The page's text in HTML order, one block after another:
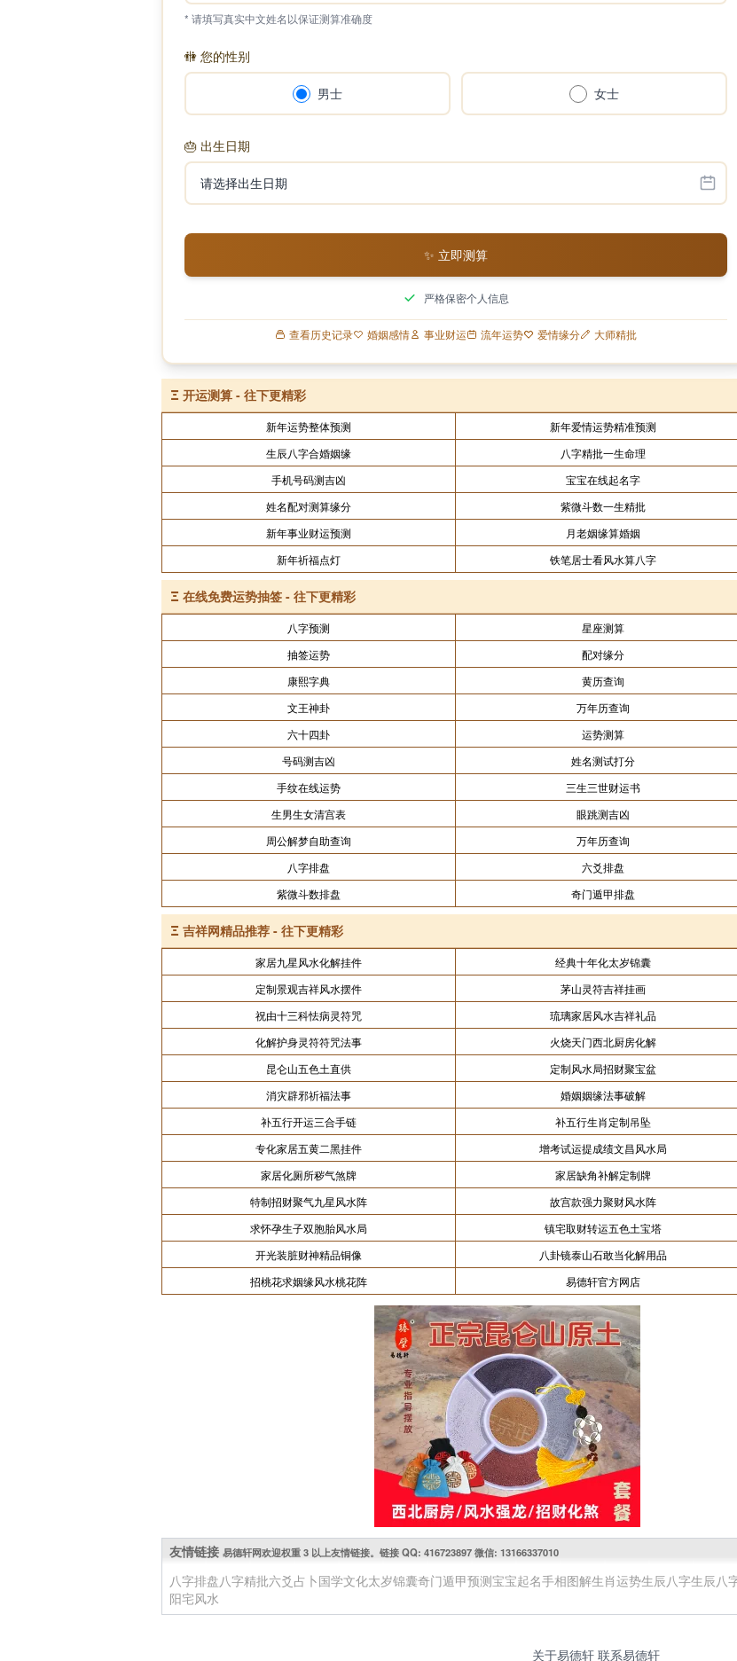
* 请填写真实中文姓名以保证测算准确度
🚻 您的性别
男士 女士
🎂 出生日期
✨ 立即测算
严格保密个人信息
查看历史记录 婚姻感情 事业财运 流年运势 爱情缘分 大师精批
Ξ 开运测算 - 往下更精彩
新年运势整体预测
新年爱情运势精准预测
生辰八字合婚姻缘
八字精批一生命理
手机号码测吉凶
宝宝在线起名字
姓名配对测算缘分
紫微斗数一生精批
新年事业财运预测
月老姻缘算婚姻
新年祈福点灯
铁笔居士看风水算八字
Ξ 在线免费运势抽签 - 往下更精彩
八字预测
星座测算
抽签运势
配对缘分
康熙字典
黄历查询
文王神卦
万年历查询
六十四卦
运势测算
号码测吉凶
姓名测试打分
手纹在线运势
三生三世财运书
生男生女清宫表
眼跳测吉凶
周公解梦自助查询
万年历查询
八字排盘
六爻排盘
紫微斗数排盘
奇门遁甲排盘
Ξ 吉祥网精品推荐 - 往下更精彩
家居九星风水化解挂件
经典十年化太岁锦囊
定制景观吉祥风水摆件
茅山灵符吉祥挂画
祝由十三科怯病灵符咒
琉璃家居风水吉祥礼品
化解护身灵符符咒法事
火烧天门西北厨房化解
昆仑山五色土直供
定制风水局招财聚宝盆
消灾辟邪祈福法事
婚姻姻缘法事破解
补五行开运三合手链
补五行生肖定制吊坠
专化家居五黄二黑挂件
增考试运提成绩文昌风水局
家居化厕所秽气煞牌
家居缺角补解定制牌
特制招财聚气九星风水阵
故宫款强力聚财风水阵
求怀孕生子双胞胎风水局
镇宅取财转运五色土宝塔
开光装脏财神精品铜像
八卦镜泰山石敢当化解用品
招桃花求姻缘风水桃花阵
易德轩官方网店
友情链接 易德轩网欢迎权重 3 以上友情链接。链接 QQ: 416723897 微信: 13166337010
八字排盘八字精批六爻占卜国学文化太岁锦囊奇门遁甲预测宝宝起名手相图解生肖运势生辰八字生辰八
阳宅风水
关于易德轩 联系易德轩